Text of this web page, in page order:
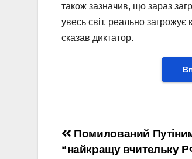
також зазначив, що зараз
увесь світ, реально загрожує
сказав диктатор.
Навігація
Помилований
“найкращу вчительку